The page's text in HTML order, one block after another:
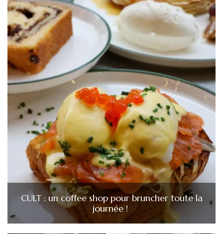
CULT : un coffee shop pour bruncher toute la
journée !